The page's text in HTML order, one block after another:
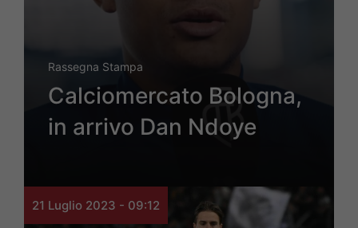
Rassegna Stampa
Calciomercato Bologna,
in arrivo Dan Ndoye
21 Luglio 2023 - 09:12